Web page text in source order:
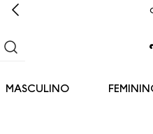
MASCULINO